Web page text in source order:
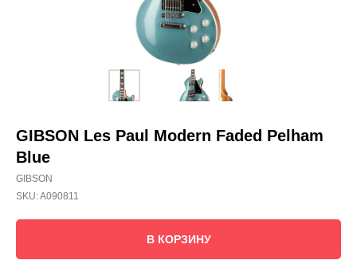
GIBSON Les Paul Modern Faded Pelham
Blue
GIBSON
SKU:A090811
В КОРЗИНУ